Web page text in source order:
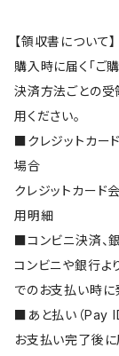
【領収書について】
購入時に届く「ご
決済方法ごとの受
用ください。
■クレジットカー
場合
クレジットカード
用明細
■コンビニ決済、
コンビニや銀行よ
でのお支払い時
■あと払い（Pay
お支払い完了後に